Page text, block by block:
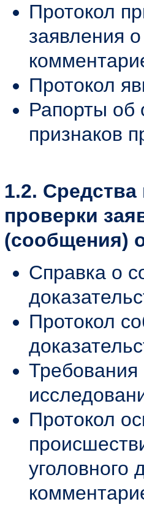
Протокол
заявления
Протокол
Рапорты об
признаков
1.2.
проверки
(сообщения)
Справка о
Протокол
Требования
Протокол
уголовного